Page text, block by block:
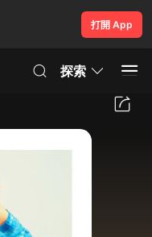
打開 App
探索